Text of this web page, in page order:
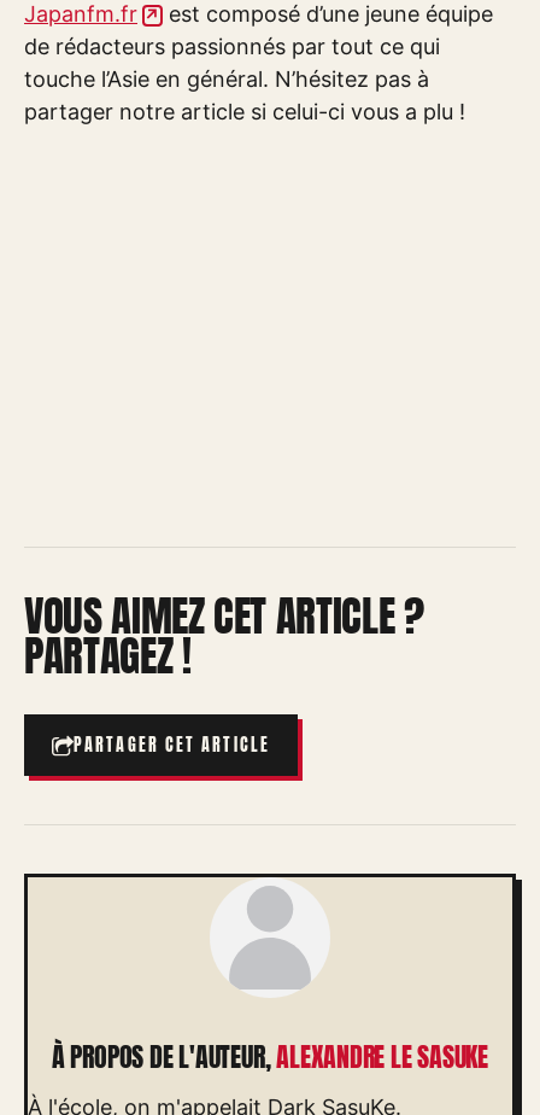
Japanfm.fr
est composé d’une jeune équipe
de rédacteurs passionnés par tout ce qui
touche l’Asie en général. N’hésitez pas à
partager notre article si celui-ci vous a plu !
VOUS AIMEZ CET ARTICLE ?
PARTAGEZ !
PARTAGER CET ARTICLE
À PROPOS DE L'AUTEUR,ALEXANDRE LE SASUKE
À l'école, on m'appelait Dark SasuKe.